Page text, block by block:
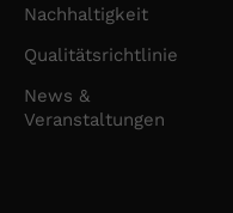
Nachhaltigkeit
Qualitätsrichtlinie
News &
Veranstaltungen